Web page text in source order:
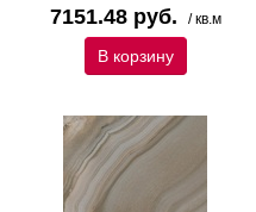
7151.48 руб. / кв.м
В корзину